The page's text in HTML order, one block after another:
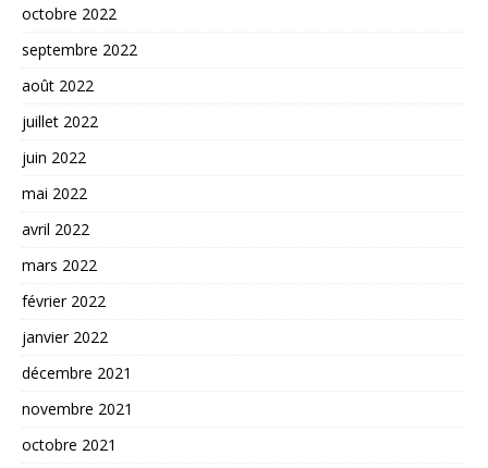
octobre 2022
septembre 2022
août 2022
juillet 2022
juin 2022
mai 2022
avril 2022
mars 2022
février 2022
janvier 2022
décembre 2021
novembre 2021
octobre 2021